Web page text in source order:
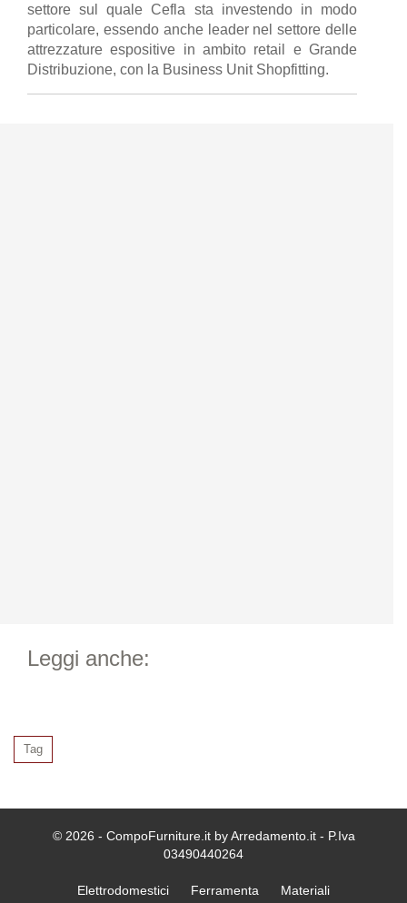
settore sul quale Cefla sta investendo in modo
particolare, essendo anche leader nel settore delle
attrezzature espositive in ambito retail e Grande
Distribuzione, con la Business Unit Shopfitting.
Leggi anche:
Tag
© 2026 - CompoFurniture.it by Arredamento.it - P.Iva
03490440264
Elettrodomestici Ferramenta Materiali